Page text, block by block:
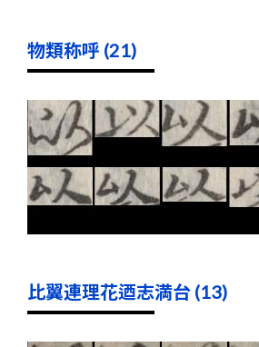
物類称呼 (21)
比翼連理花迺志満台 (13)